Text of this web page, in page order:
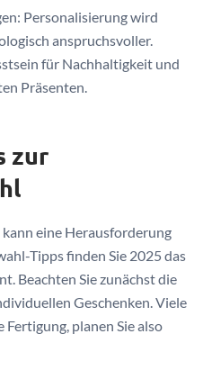
Personalisierung wird
anspruchsvoller.
für Nachhaltigkeit und
Präsenten.
zur
eine Herausforderung
Tipps finden Sie 2025 das
Beachten Sie zunächst die
Geschenken. Viele
planen Sie also